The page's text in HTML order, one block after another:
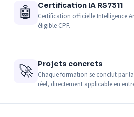
🤖
Certification IA RS7311
Certification officielle Intelligence
éligible CPF.
🚀
Projets concrets
Chaque formation se conclut par
réel, directement applicable en